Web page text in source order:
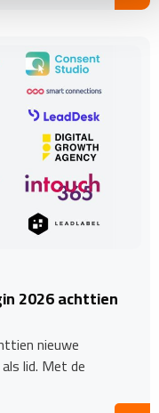
2026 achttien
nieuwe
lid. Met de